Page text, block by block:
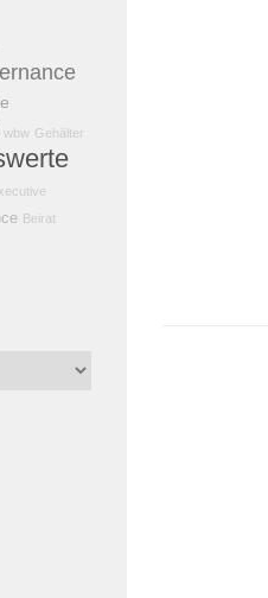
wbw Gehälter
Beirat